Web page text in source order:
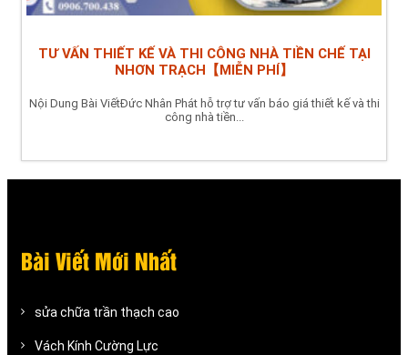
TƯ VẤN THIẾT KẾ VÀ THI CÔNG NHÀ TIỀN CHẾ TẠI
NHƠN TRẠCH【MIỄN PHÍ】
Nội Dung Bài ViếtĐức Nhân Phát hỗ trợ tư vấn báo giá thiết kế và thi
công nhà tiền...
Bài Viết Mới Nhất
sửa chữa trần thạch cao
Vách Kính Cường Lực